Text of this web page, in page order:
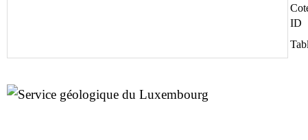
ID